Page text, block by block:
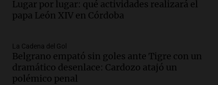
Rosario
Noticias Rosario
Audio.Detienen a comisario de la
Federal por caso de corrupción en
Córdoba y otros implicados
Panorama Federal
Lugar por lugar: qué actividades realizará el
papa León XIV en Córdoba
La Cadena del Gol
Belgrano empató sin goles ante Tigre con un
dramático desenlace: Cardozo atajó un
polémico penal